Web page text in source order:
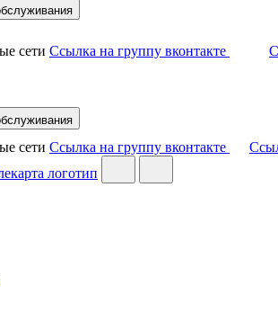
сети Ссылка на группу вконтакте
сети Ссылка на группу вконтакте